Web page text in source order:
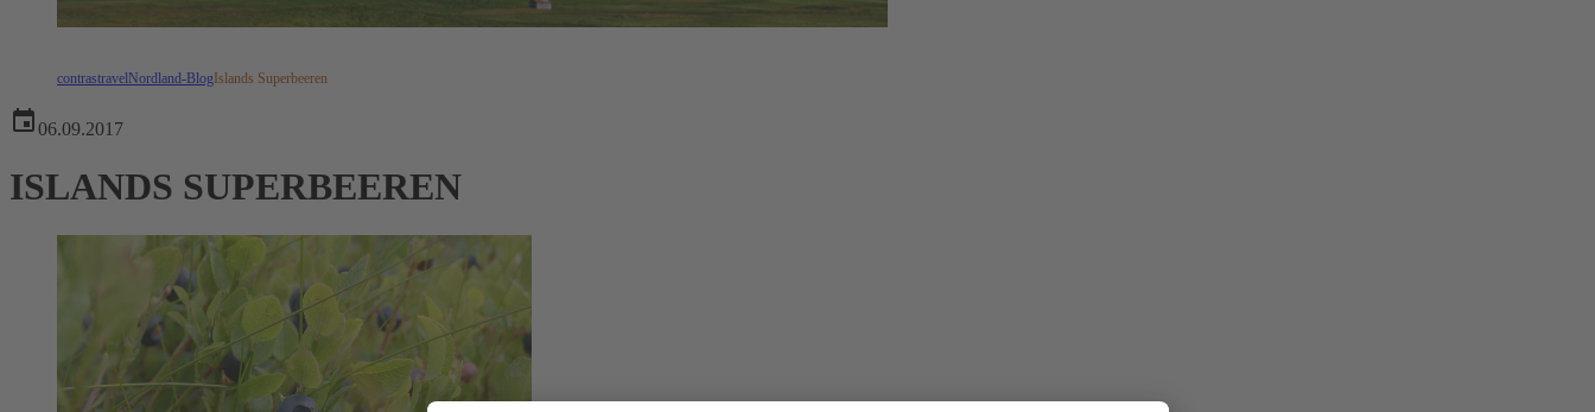
contrastravelNordland-Blog Islands Superbeeren
06.09.2017
ISLANDS SUPERBEEREN